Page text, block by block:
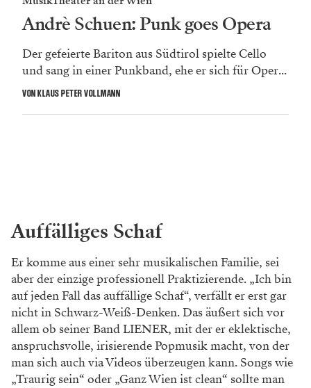
Andrè Schuen: Punk goes Opera
Der gefeierte Bariton aus Südtirol spielte Cello
und sang in einer Punkband, ehe er sich für Oper...
VON KLAUS PETER VOLLMANN
Auffälliges Schaf
Er komme aus einer sehr musikalischen Familie, sei
aber der einzige professionell Praktizierende. „Ich bin
auf jeden Fall das auffällige Schaf“, verfällt er erst gar
nicht in Schwarz-Weiß-Denken. Das äußert sich vor
allem ob seiner Band LIENER, mit der er eklektische,
anspruchsvolle, irisierende Popmusik macht, von der
man sich auch via Videos überzeugen kann. Songs wie
„Traurig sein“ oder „Ganz Wien ist clean“ sollte man